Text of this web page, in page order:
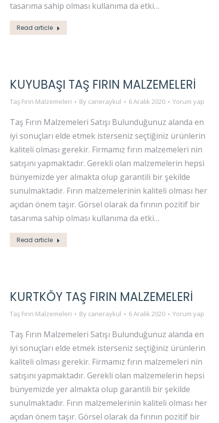
tasarıma sahip olması kullanıma da etki…
Read article
KUYUBAŞI TAŞ FIRIN MALZEMELERI
Taş Fırın Malzemeleri By caneraykul 6 Aralık 2020 Yorum yap
Taş Fırın Malzemeleri Satışı Bulunduğunuz alanda en
iyi sonuçları elde etmek isterseniz seçtiğiniz ürünlerin
kaliteli olması gerekir. Firmamız fırın malzemeleri nin
satışını yapmaktadır. Gerekli olan malzemelerin hepsi
bünyemizde yer almakta olup garantili bir şekilde
sunulmaktadır. Fırın malzemelerinin kaliteli olması her
açıdan önem taşır. Görsel olarak da fırının pozitif bir
tasarıma sahip olması kullanıma da etki…
Read article
KURTKÖY TAŞ FIRIN MALZEMELERI
Taş Fırın Malzemeleri By caneraykul 6 Aralık 2020 Yorum yap
Taş Fırın Malzemeleri Satışı Bulunduğunuz alanda en
iyi sonuçları elde etmek isterseniz seçtiğiniz ürünlerin
kaliteli olması gerekir. Firmamız fırın malzemeleri nin
satışını yapmaktadır. Gerekli olan malzemelerin hepsi
bünyemizde yer almakta olup garantili bir şekilde
sunulmaktadır. Fırın malzemelerinin kaliteli olması her
açıdan önem taşır. Görsel olarak da fırının pozitif bir